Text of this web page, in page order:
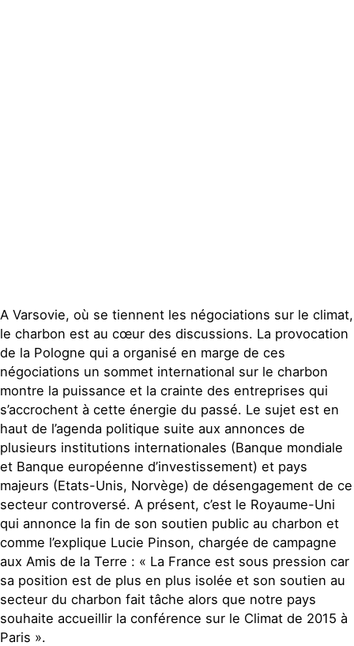
A Varsovie, où se tiennent les négociations sur le climat,
le charbon est au cœur des discussions. La provocation
de la Pologne qui a organisé en marge de ces
négociations un sommet international sur le charbon
montre la puissance et la crainte des entreprises qui
s’accrochent à cette énergie du passé. Le sujet est en
haut de l’agenda politique suite aux annonces de
plusieurs institutions internationales (Banque mondiale
et Banque européenne d’investissement) et pays
majeurs (Etats-Unis, Norvège) de désengagement de ce
secteur controversé. A présent, c’est le Royaume-Uni
qui annonce la fin de son soutien public au charbon et
comme l’explique Lucie Pinson, chargée de campagne
aux Amis de la Terre : « La France est sous pression car
sa position est de plus en plus isolée et son soutien au
secteur du charbon fait tâche alors que notre pays
souhaite accueillir la conférence sur le Climat de 2015 à
Paris ».